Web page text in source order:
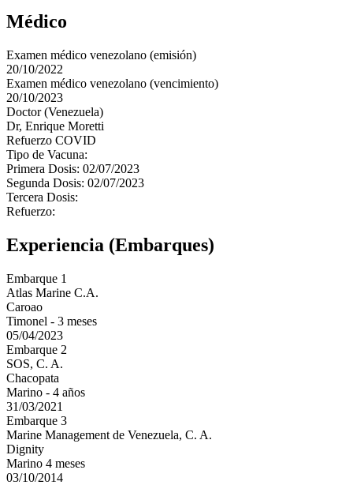
Médico
Examen médico venezolano (emisión)
20/10/2022
Examen médico venezolano (vencimiento)
20/10/2023
Doctor (Venezuela)
Dr, Enrique Moretti
Refuerzo COVID
Tipo de Vacuna:
Primera Dosis: 02/07/2023
Segunda Dosis: 02/07/2023
Tercera Dosis:
Refuerzo:
Experiencia (Embarques)
Embarque 1
Atlas Marine C.A.
Caroao
Timonel - 3 meses
05/04/2023
Embarque 2
SOS, C. A.
Chacopata
Marino - 4 años
31/03/2021
Embarque 3
Marine Management de Venezuela, C. A.
Dignity
Marino 4 meses
03/10/2014